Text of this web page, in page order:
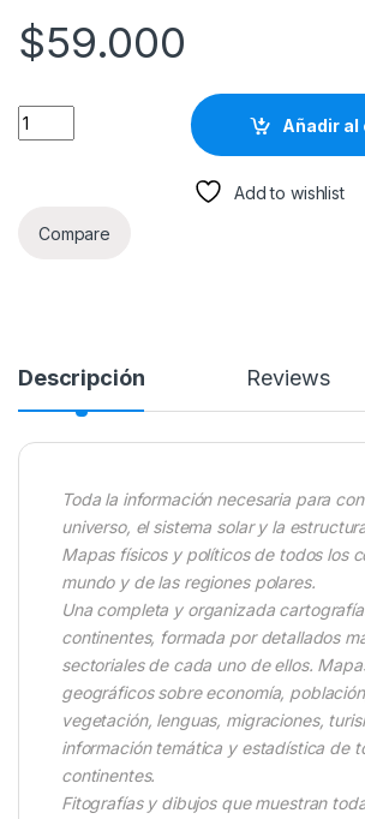
$59.000
Atlas Escolar Espasa - Fernando de la
Añadir al
Add to wishlist
Compare
Descripción Reviews
Toda la información necesaria para
universo, el sistema solar y la
Mapas físicos y políticos de todos los
mundo y de las regiones polares.
Una completa y organizada
continentes, formada por detallados
sectoriales de cada uno de ellos.
geográficos sobre economía,
vegetación, lenguas, migraciones,
información temática y estadística de
continentes.
Fitografías y dibujos que muestran